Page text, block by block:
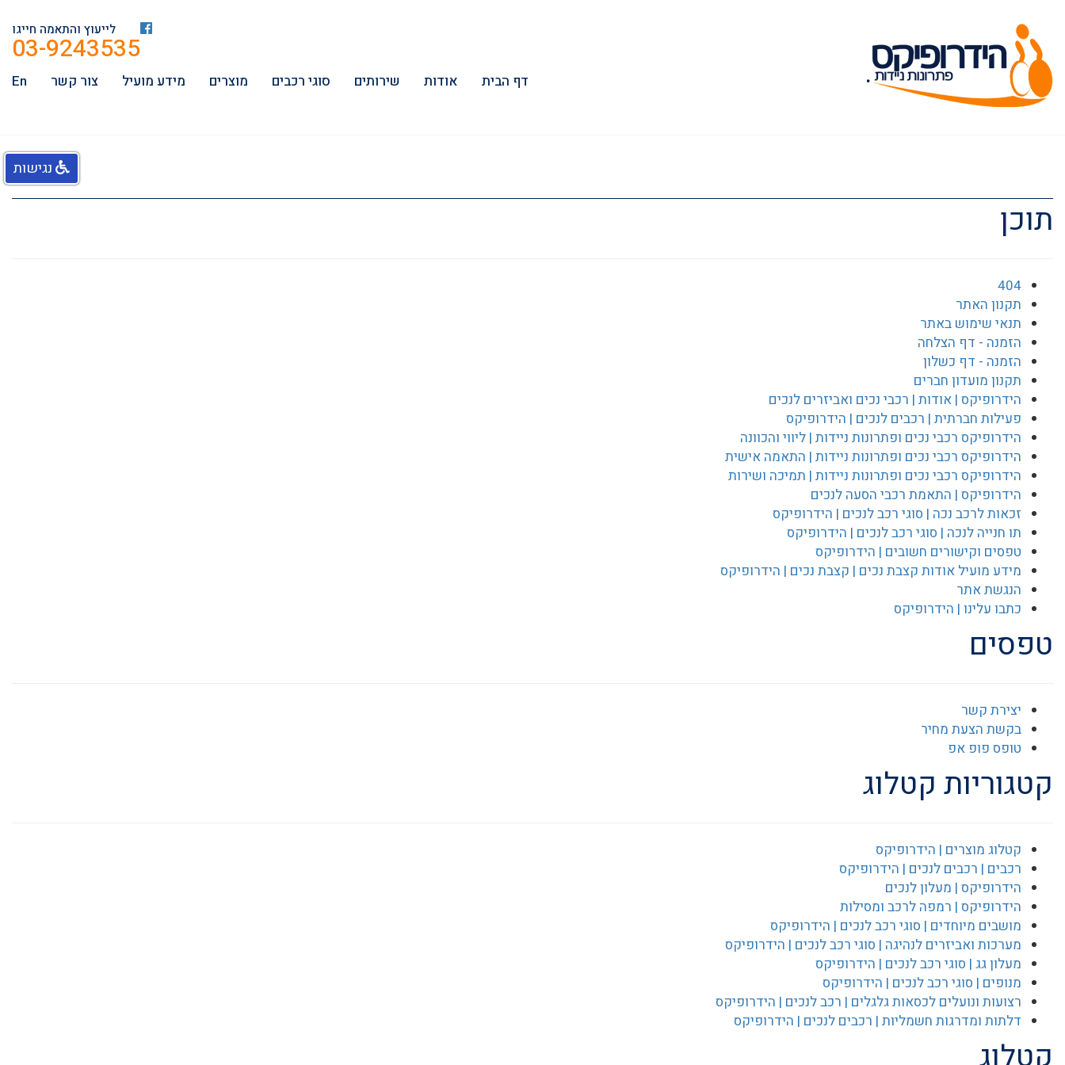
לייעוץ והתאמה חייגו
03-9243535
דף הבית אודות שירותים סוגי רכבים מוצרים מידע מועיל צור קשר En
תוכן
404
תקנון האתר
תנאי שימוש באתר
הזמנה - דף הצלחה
הזמנה - דף כשלון
תקנון מועדון חברים
הידרופיקס | אודות | רכבי נכים ואביזרים לנכים
פעילות חברתית | רכבים לנכים | הידרופיקס
הידרופיקס רכבי נכים ופתרונות ניידות | ליווי והכוונה
הידרופיקס רכבי נכים ופתרונות ניידות | התאמה אישית
הידרופיקס רכבי נכים ופתרונות ניידות | תמיכה ושירות
הידרופיקס | התאמת רכבי הסעה לנכים
זכאות לרכב נכה | סוגי רכב לנכים | הידרופיקס
תו חנייה לנכה | סוגי רכב לנכים | הידרופיקס
טפסים וקישורים חשובים | הידרופיקס
מידע מועיל אודות קצבת נכים | קצבת נכים | הידרופיקס
הנגשת אתר
כתבו עלינו | הידרופיקס
טפסים
יצירת קשר
בקשת הצעת מחיר
טופס פופ אפ
קטגוריות קטלוג
קטלוג מוצרים | הידרופיקס
רכבים | רכבים לנכים | הידרופיקס
הידרופיקס | מעלון לנכים
הידרופיקס | רמפה לרכב ומסילות
מושבים מיוחדים | סוגי רכב לנכים | הידרופיקס
מערכות ואביזרים לנהיגה | סוגי רכב לנכים | הידרופיקס
מעלון גג | סוגי רכב לנכים | הידרופיקס
מנופים | סוגי רכב לנכים | הידרופיקס
רצועות ונועלים לכסאות גלגלים | רכב לנכים | הידרופיקס
דלתות ומדרגות חשמליות | רכבים לנכים | הידרופיקס
נגישות